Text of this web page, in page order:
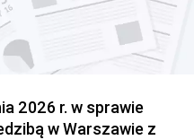
2026 r. w sprawie
w Warszawie z